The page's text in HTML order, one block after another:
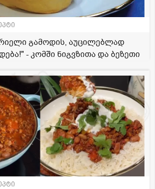
გამოდის, აუცილებლად
- კომში ნიგვზითა და ბეზეთი